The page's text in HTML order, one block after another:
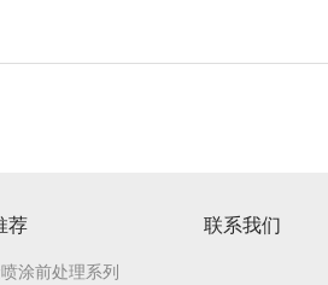
荐
涂前处理系列
联系我们